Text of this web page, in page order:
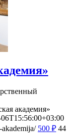
академия»
akademija/ 500 ₽ 44